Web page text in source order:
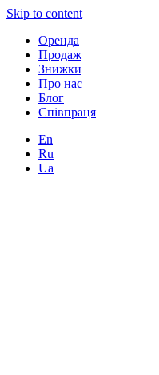
Skip to content
Оренда
Продаж
Знижки
Про нас
Блог
Співпраця
En
Ru
Ua